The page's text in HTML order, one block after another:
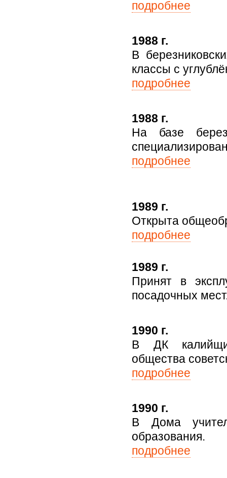
подробнее
1988 г.
В
классы с
подробнее
1988 г.
На базе
подробнее
1989 г.
Открыта
подробнее
1989 г.
Принят в
посадочных
1990 г.
В ДК
общества
подробнее
1990 г.
В Дома
образования.
подробнее